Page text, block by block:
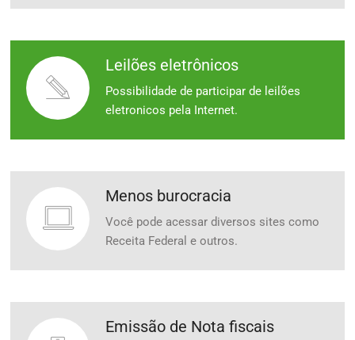
Leilões eletrônicos
Possibilidade de participar de leilões
Menos burocracia
Você pode acessar diversos sites como